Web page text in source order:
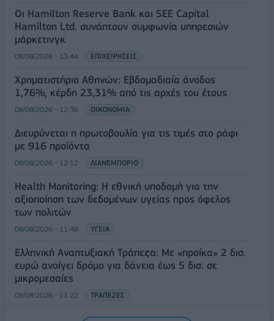
Οι Hamilton Reserve Bank και SEE Capital
Hamilton Ltd. συνάπτουν συμφωνία υπηρεσιών
μάρκετινγκ
08/08/2026 - 13:44 ΕΠΙΧΕΙΡΗΣΕΙΣ
Χρηματιστήριο Αθηνών: Εβδομαδιαία άνοδος
1,76%, κέρδη 23,31% από τις αρχές του έτους
08/08/2026 - 12:36 ΟΙΚΟΝΟΜΙΑ
Διευρύνεται η πρωτοβουλία για τις τιμές στο ράφι
με 916 προϊόντα
08/08/2026 - 12:12 ΛΙΑΝΕΜΠΟΡΙΟ
Health Monitoring: Η εθνική υποδομή για την
αξιοποίηση των δεδομένων υγείας προς όφελος
των πολιτών
08/08/2026 - 11:48 ΥΓΕΙΑ
Ελληνική Αναπτυξιακή Τράπεζα: Με «προίκα» 2 δισ.
ευρώ ανοίγει δρόμο για δάνεια έως 5 δισ. σε
μικρομεσαίες
08/08/2026 - 11:22 ΤΡΑΠΕΖΕΣ
5G παντού, 6G στον ορίζοντα: Πού βρίσκεται η